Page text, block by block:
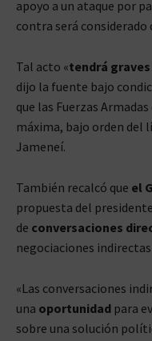
apoyo a un ataque por
contra será
Tal acto «tendrá
dijo la fuente bajo
que las Fuerzas
máxima, bajo orden del
Jameneí.
También recalcó que el
propuesta del
de conversaciones
negociaciones
«Las conversaciones
una oportunidad para
sobre una solución